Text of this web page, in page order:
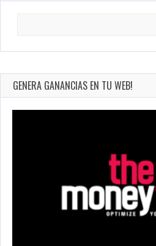
GENERA GANANCIAS EN TU WEB!